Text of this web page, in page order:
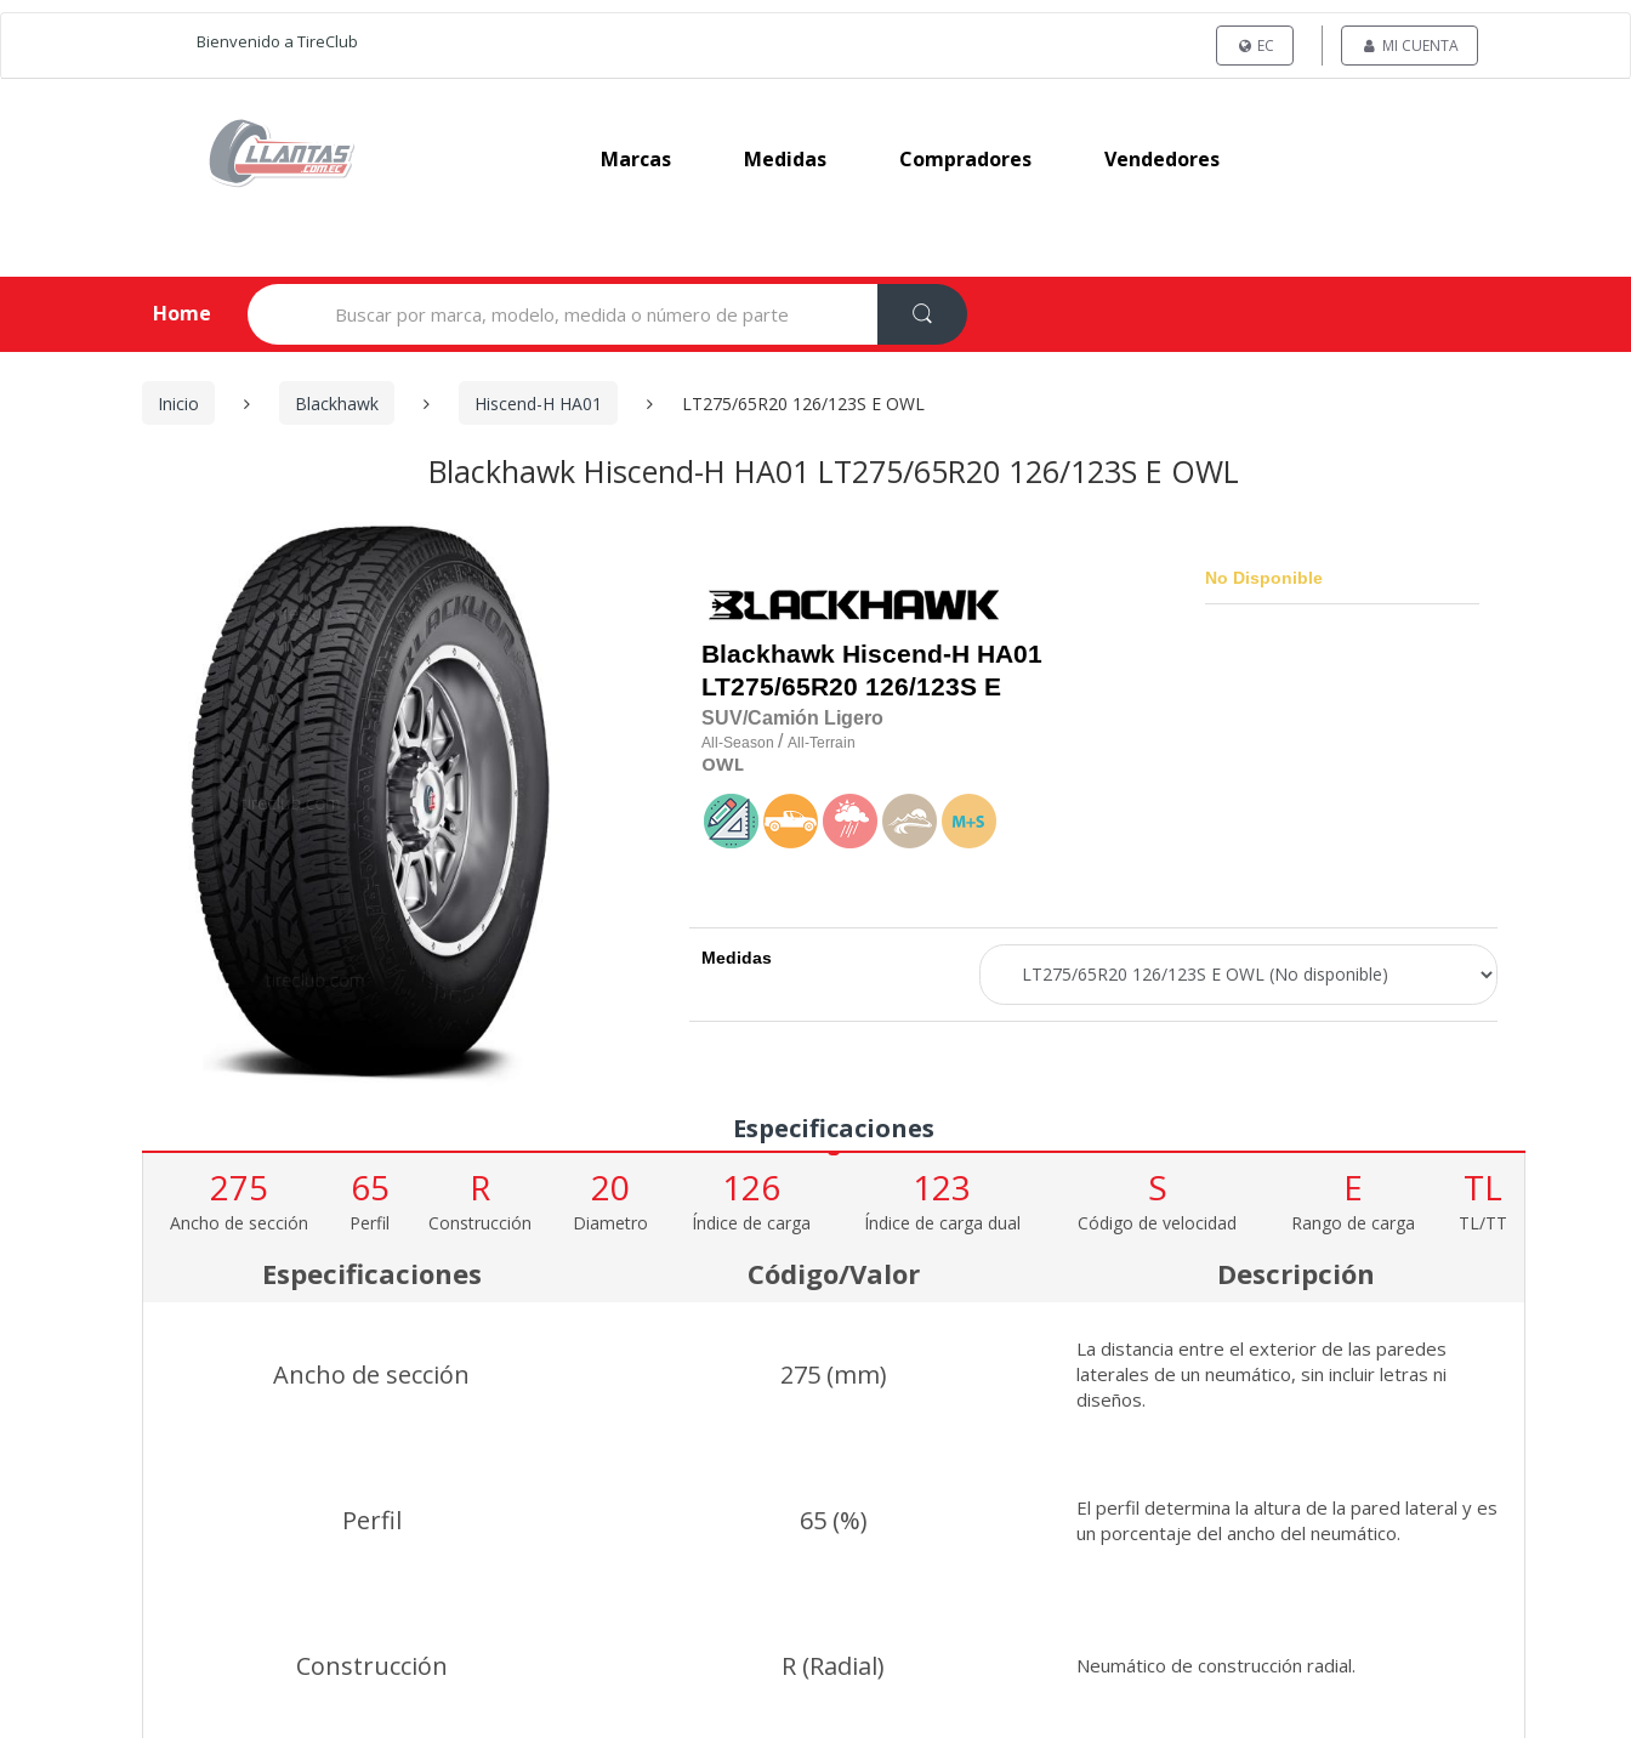
Bienvenido a TireClub EC MI CUENTA
Marcas Medidas Compradores Vendedores
Home
Search
for:
Inicio Blackhawk Hiscend-H HA01 LT275/65R20 126/123S E OWL
Blackhawk Hiscend-H HA01 LT275/65R20 126/123S E OWL
Blackhawk Hiscend-H HA01
LT275/65R20 126/123S E
SUV/Camión Ligero
All-Season / All-Terrain
OWL
No Disponible
Medidas
Especificaciones
275
Ancho de sección
65
Perfil
R
Construcción
20
Diametro
126
Índice de carga
123
Índice de carga dual
S
Código de velocidad
E
Rango de carga
TL
TL/TT
Especificaciones Código/Valor Descripción
Ancho de sección 275 (mm)
La distancia entre el exterior de las paredes
laterales de un neumático, sin incluir letras ni
diseños.
Perfil 65 (%)
El perfil determina la altura de la pared lateral y es
un porcentaje del ancho del neumático.
Construcción R (Radial) Neumático de construcción radial.